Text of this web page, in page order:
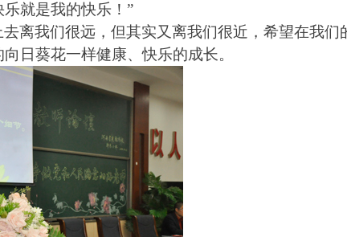
就是我的快乐！”
离我们很远，但其实又离我们很近，希望在我们
日葵花一样健康、快乐的成长。